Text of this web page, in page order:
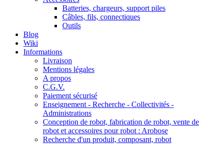
Batteries, chargeurs, support piles
Câbles, fils, connectiques
Outils
Blog
Wiki
Informations
Livraison
Mentions légales
A propos
C.G.V.
Paiement sécurisé
Enseignement - Recherche - Collectivités -
Administrations
Conception de robot, fabrication de robot, vente de
robot et accessoires pour robot : Arobose
Recherche d'un produit, composant, robot